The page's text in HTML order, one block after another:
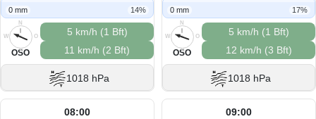
0 mm 14%
N
O
S
W
OSO
5 km/h (1 Bft)
11 km/h (2 Bft)
1018 hPa
0 mm 17%
N
O
S
W
OSO
5 km/h (1 Bft)
12 km/h (3 Bft)
1018 hPa
08:00 09:00